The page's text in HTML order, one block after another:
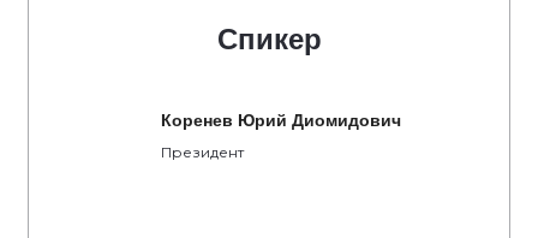
Спикер
Коренев Юрий Диомидович
Президент